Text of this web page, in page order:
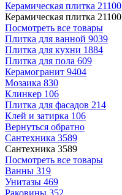
Керамическая плитка 21100
Керамическая плитка 21100
Посмотреть все товары
Плитка для ванной 9039
Плитка для кухни 1884
Плитка для пола 609
Керамогранит 9404
Мозаика 830
Клинкер 106
Плитка для фасадов 214
Клей и затирка 106
Вернуться обратно
Сантехника 3589
Сантехника 3589
Посмотреть все товары
Ванны 319
Унитазы 469
Раковины 352